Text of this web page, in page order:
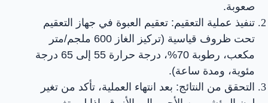
صعوبة.
تنفيذ عملية التعقيم: تعقيم العبوة في جهاز التعقيم
تحت ظروف قياسية (تركيز الغاز 600 ملجم/متر
مكعب، رطوبة 70%، درجة حرارة 55 إلى 65 درجة
مئوية، ومدة ساعة).
التحقق من النتائج: بعد انتهاء العملية، تأكد من تغير